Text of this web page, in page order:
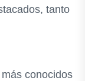
tanto
conocidos